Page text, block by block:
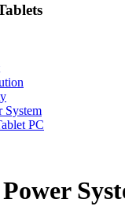
System
PC